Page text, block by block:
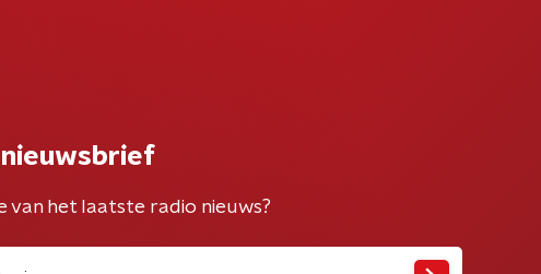
nieuwsbrief
van het laatste radio nieuws?